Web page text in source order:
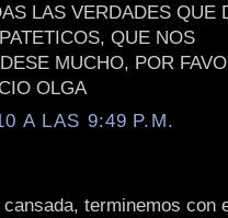
LAS VERDADES QUE
QUE NOS
MUCHO, POR
OLGA
A LAS 9:49 P.M.
terminemos con